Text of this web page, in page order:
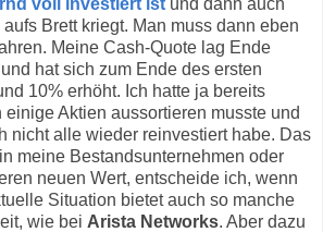
Brett kriegt. Man muss dann eben
Meine Cash-Quote lag Ende
hat sich zum Ende des ersten
10% erhöht. Ich hatte ja bereits
Aktien aussortieren musste und
nicht alle wieder reinvestiert habe. Das
meine Bestandsunternehmen oder
neuen Wert, entscheide ich, wenn
Situation bietet auch so manche
wie bei Arista Networks. Aber dazu